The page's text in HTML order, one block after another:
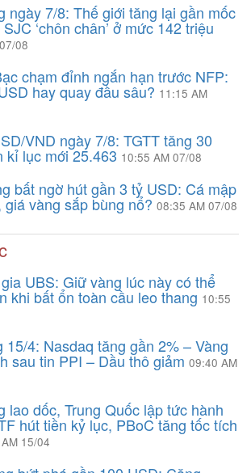
ngày 7/8: Thế giới tăng lại gần mốc
‘chôn chân’ ở mức 142 triệu
08
chạm đỉnh ngắn hạn trước NFP:
hay quay đầu sâu? 11:15 AM
VND ngày 7/8: TGTT tăng 30
kỉ lục mới 25.463 10:55 AM 07/08
bất ngờ hút gần 3 tỷ USD: Cá mập
giá vàng sắp bùng nổ? 08:35 AM 07/08
UBS: Giữ vàng lúc này có thể
khi bất ổn toàn cầu leo thang 10:55
15/4: Nasdaq tăng gần 2% – Vàng
sau tin PPI – Dầu thô giảm 09:40 AM
lao dốc, Trung Quốc lập tức hành
hút tiền kỷ lục, PBoC tăng tốc tích
15/04